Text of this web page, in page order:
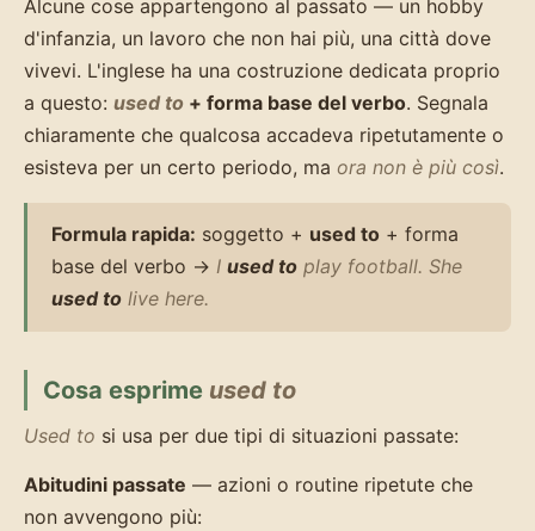
Alcune cose appartengono al passato — un hobby
d'infanzia, un lavoro che non hai più, una città dove
vivevi. L'inglese ha una costruzione dedicata proprio
a questo: used to + forma base del verbo. Segnala
chiaramente che qualcosa accadeva ripetutamente o
esisteva per un certo periodo, ma ora non è più così.
Formula rapida: soggetto + used to + forma
base del verbo → I used to play football. She
used to live here.
Cosa esprime used to
Used to si usa per due tipi di situazioni passate:
Abitudini passate — azioni o routine ripetute che
non avvengono più: